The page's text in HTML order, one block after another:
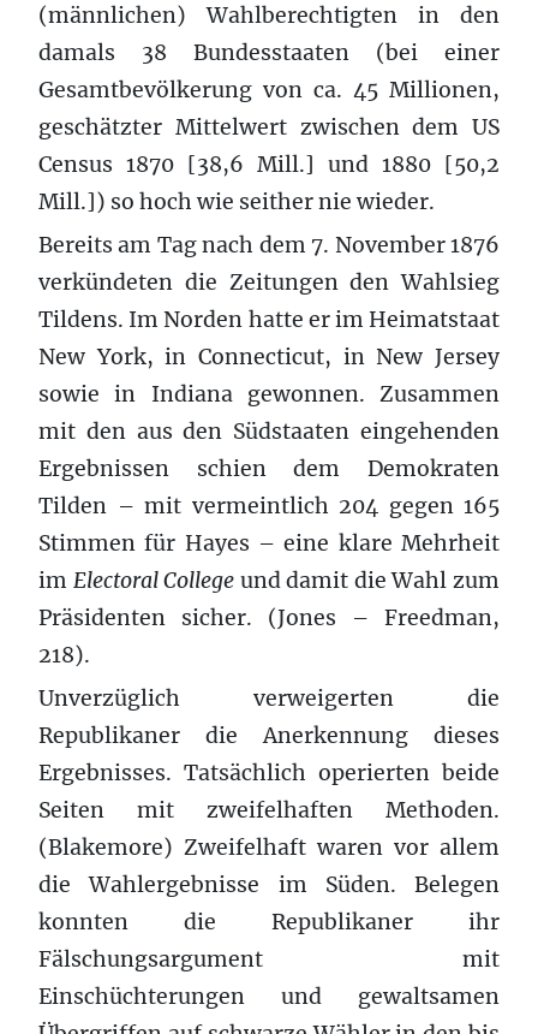
(männlichen) Wahlberechtigten in den
damals 38 Bundesstaaten (bei einer
Gesamtbevölkerung von ca. 45 Millionen,
geschätzter Mittelwert zwischen dem US
Census 1870 [38,6 Mill.] und 1880 [50,2
Mill.]) so hoch wie seither nie wieder.
Bereits am Tag nach dem 7. November 1876
verkündeten die Zeitungen den Wahlsieg
Tildens. Im Norden hatte er im Heimatstaat
New York, in Connecticut, in New Jersey
sowie in Indiana gewonnen. Zusammen
mit den aus den Südstaaten eingehenden
Ergebnissen schien dem Demokraten
Tilden – mit vermeintlich 204 gegen 165
Stimmen für Hayes – eine klare Mehrheit
im Electoral College und damit die Wahl zum
Präsidenten sicher. (Jones – Freedman,
218).
Unverzüglich verweigerten die
Republikaner die Anerkennung dieses
Ergebnisses. Tatsächlich operierten beide
Seiten mit zweifelhaften Methoden.
(Blakemore) Zweifelhaft waren vor allem
die Wahlergebnisse im Süden. Belegen
konnten die Republikaner ihr
Fälschungsargument mit
Einschüchterungen und gewaltsamen